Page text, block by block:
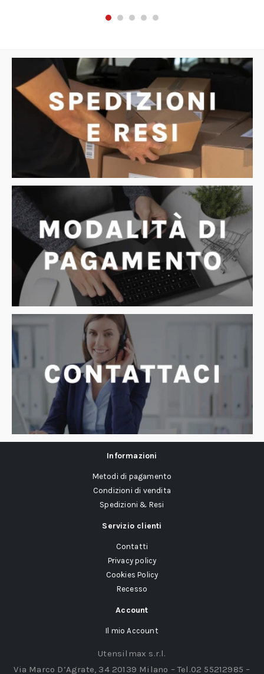
Informazioni
Metodi di pagamento
Condizioni di vendita
Spedizioni & Resi
Servizio clienti
Contatti
Privacy policy
Cookies Policy
Recesso
Account
Il mio Account
Utensilmax s.r.l.
Via Marco D’Agrate, 34 20139 Milano – Tel.02 55212985 –